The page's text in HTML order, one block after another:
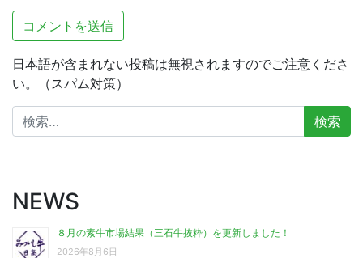
日本語が含まれない投稿は無視されますのでご注意くださ
い。（スパム対策）
検
索:
NEWS
８月の素牛市場結果（三石牛抜粋）を更新しました！
2026年8月6日